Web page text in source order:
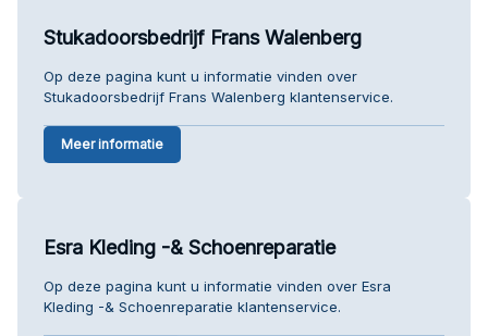
Stukadoorsbedrijf Frans Walenberg
Op deze pagina kunt u informatie vinden over
Stukadoorsbedrijf Frans Walenberg klantenservice.
Meer informatie
Esra Kleding -& Schoenreparatie
Op deze pagina kunt u informatie vinden over Esra
Kleding -& Schoenreparatie klantenservice.